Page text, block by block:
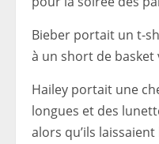
Bieber portait un t-
à un short de basket
Hailey portait une
longues et des
alors qu’ils